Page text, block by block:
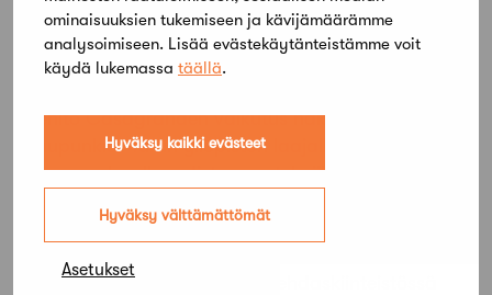
ominaisuuksien tukemiseen ja kävijämäärämme
analysoimiseen. Lisää evästekäytänteistämme voit
käydä lukemassa täällä.
Hyväksy kaikki evästeet
Hyväksy välttämättömät
Asetukset
raunioiden ja sinne haudattujen vainajien muisto
on palautettu rakentamalla paikalle katolinen
Pyhän Hengen kappeli.
Benito Casagranden vaikutus näkyy eri puolilla
kaupunkia: Turun yliopiston laajalla
kampusalueella, edistyneen tekniikan ja
Tiedepuistossa, kulttuuritilaksi muutetuissa
Manillatehtaalla ja Rettigin tehdaskiinteistössä